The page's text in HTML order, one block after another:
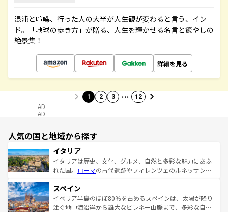
混沌と喧噪、行った人の大半が人生観が変わると言う、イン
ド。「地球の歩き方」が贈る、人生を輝かせる名言と癒やしの
絶景集！
詳細を見る
1 2 3 … 12
AD
AD
人気の国と地域から探す
イタリア
イタリアは歴史、文化、グルメ、自然と多彩な魅力にあふ
れた国。 ローマの古代遺跡やフィレンツェのルネッサンス
ろん、トスカーナの美しい田園風景やアマルフィ海岸の絶
景など、自然景観も見逃せない。観光の合間には、本場の
ピザやパスタなど、絶品のイタリア料理を堪能することも
スペイン
イベリア半島のほぼ80％を占めるスペインは、太陽が降り
注ぐ地中海沿岸から雄大なピレネー山脈まで、多彩な自然